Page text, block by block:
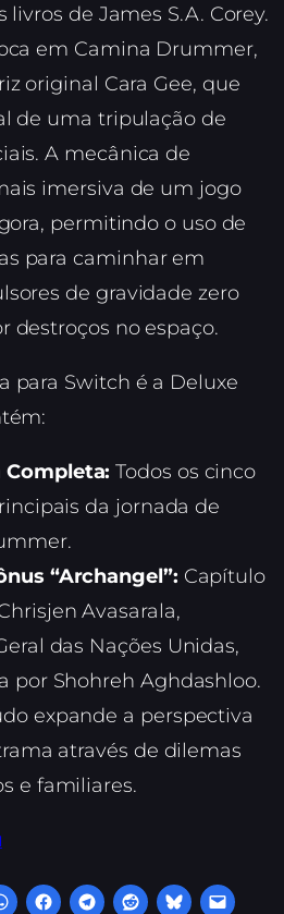
livros de James S.A. Corey.
em Camina Drummer,
original Cara Gee, que
de uma tripulação de
A mecânica de
imersiva de um jogo
permitindo o uso de
para caminhar em
de gravidade zero
destroços no espaço.
para Switch é a Deluxe
Completa: Todos os cinco
da jornada de
“Archangel”: Capítulo
Avasarala,
das Nações Unidas,
por Shohreh Aghdashloo.
expande a perspectiva
através de dilemas
e familiares.